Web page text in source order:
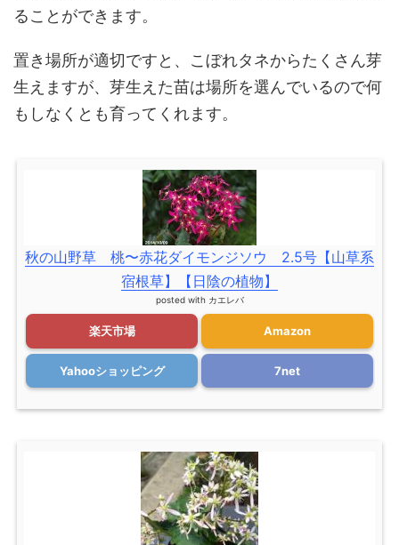
ることができます。
置き場所が適切ですと、こぼれタネからたくさん芽
生えますが、芽生えた苗は場所を選んでいるので何
もしなくとも育ってくれます。
秋の山野草 桃〜赤花ダイモンジソウ 2.5号【山草系
宿根草】【日陰の植物】
posted with カエレバ
楽天市場 Amazon
Yahooショッピング 7net